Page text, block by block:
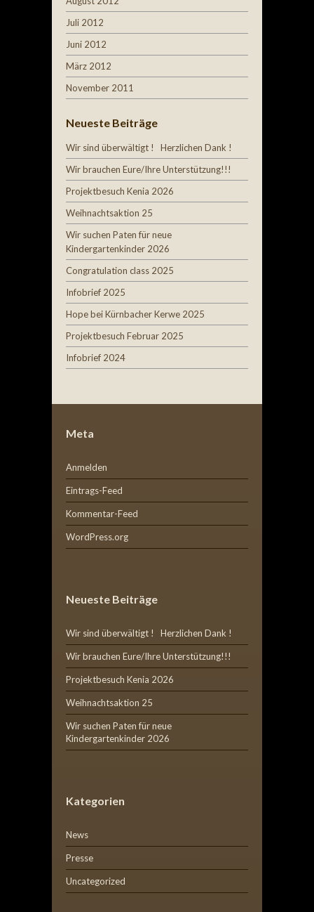
Juli 2012
Juni 2012
März 2012
November 2011
Neueste Beiträge
Wir sind überwältigt ! Herzlichen Dank !
Wir brauchen Eure/Ihre Unterstützung!!!
Projektbesuch Kenia 2026
Weihnachtsaktion 25
Wir suchen Paten für neue
Kindergartenkinder 2026
Congratulation class 2025
Infobrief 2025
Hope bei Kürnbacher Kerwe 2025
Projektbesuch Februar 2025
Infobrief 2024
Meta
Anmelden
Eintrags-Feed
Kommentar-Feed
WordPress.org
Neueste Beiträge
Wir sind überwältigt ! Herzlichen Dank !
Wir brauchen Eure/Ihre Unterstützung!!!
Projektbesuch Kenia 2026
Weihnachtsaktion 25
Wir suchen Paten für neue
Kindergartenkinder 2026
Kategorien
News
Presse
Uncategorized